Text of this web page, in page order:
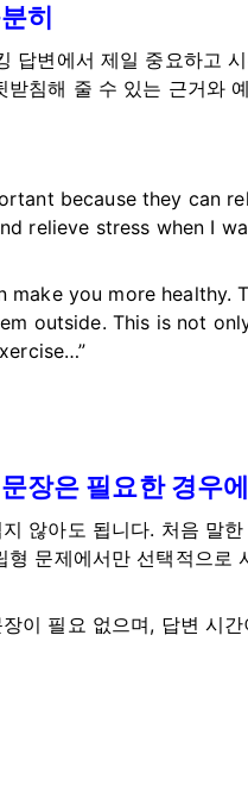
히
답변에서 제일 중요하고
침해 줄 수 있는 근거와
because they can
relieve stress when I
make you more healthy.
outside. This is not
장은 필요한 경우
않아도 됩니다. 처음 말
문제에서만 선택적으로
이 필요 없으며, 답변 시